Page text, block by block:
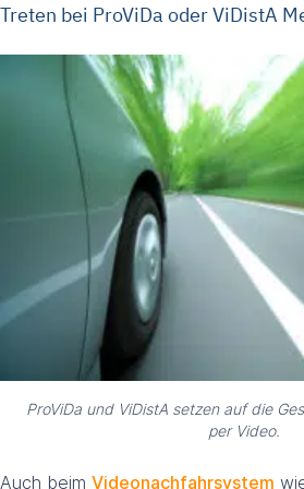
Treten bei ProViDa oder ViDistA
ProViDa und ViDistA setzen auf die
per Video.
Auch beim Videonachfahrsystem